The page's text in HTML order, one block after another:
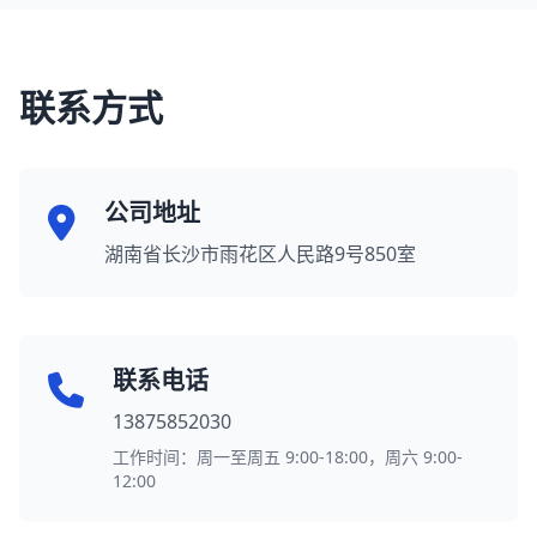
联系方式
公司地址
湖南省长沙市雨花区人民路9号850室
联系电话
13875852030
工作时间：周一至周五 9:00-18:00，周六 9:00-
12:00